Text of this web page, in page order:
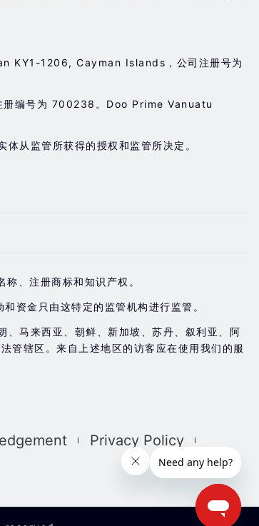
1206, Cayman Islands，公司注册号为
编号为 700238。Doo Prime Vanuatu
从监管所获得的授权和监管所决定。
注册商标和知识产权。
资金只由这特定的监管机构进行监管。
、马来西亚、朝鲜、新加坡、苏丹、叙利亚、阿
管辖区。来自上述地区的访客应在使用我们的服
Privacy Policy